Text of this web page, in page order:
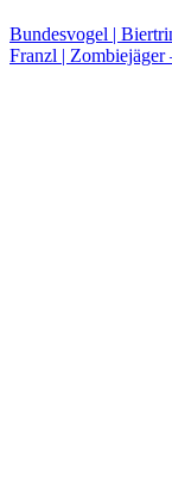
Bundesvogel |
Franzl |